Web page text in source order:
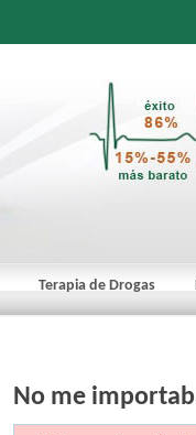
Terapia de Drogas
No me